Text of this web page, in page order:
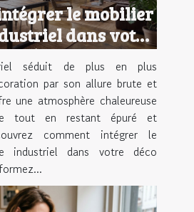
le mobilier
dans votre
intérieure ?
séduit de plus en plus
par son allure brute et
une atmosphère chaleureuse
tout en restant épuré et
comment intégrer le
industriel dans votre déco